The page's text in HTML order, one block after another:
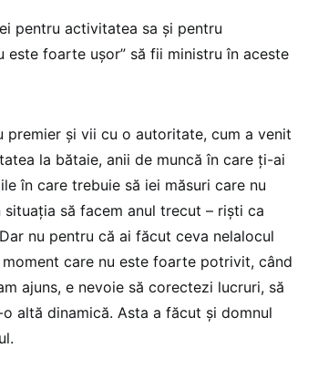
pentru activitatea sa și pentru
este foarte ușor” să fii ministru în aceste
premier și vii cu o autoritate, cum a venit
la bătaie, anii de muncă în care ți-ai
în care trebuie să iei măsuri care nu
să facem anul trecut – riști ca
nu pentru că ai făcut ceva nelalocul
care nu este foarte potrivit, când
ajuns, e nevoie să corectezi lucruri, să
altă dinamică. Asta a făcut și domnul